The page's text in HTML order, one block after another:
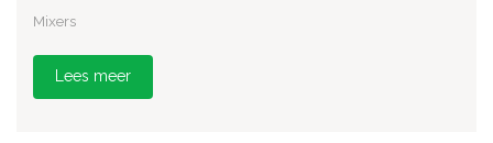
Mixers
Lees meer